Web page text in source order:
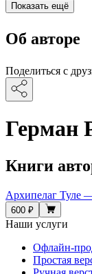
Показать ещё
Об авторе
Поделиться с
Герман
Книги
Архипелаг Туле
600 ₽
Наши услуги
Офлайн-
Простая